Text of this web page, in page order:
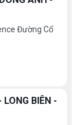
Đường Cổ
LONG BIÊN -